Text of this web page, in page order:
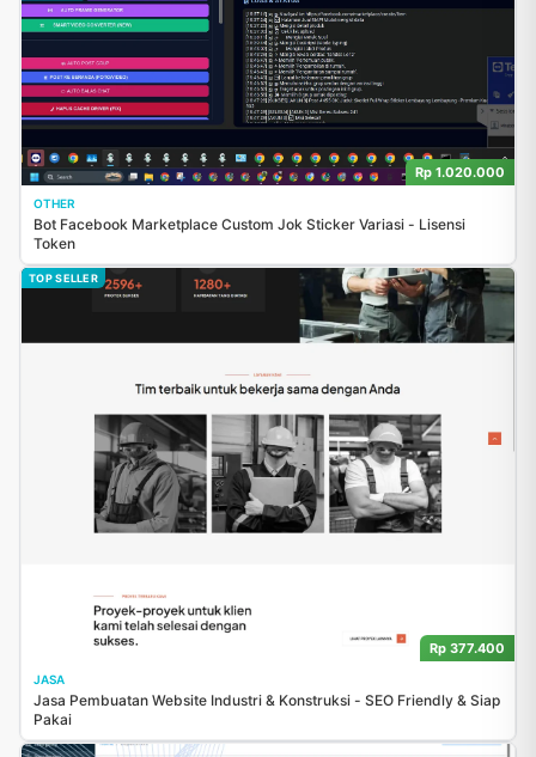
Rp 1.020.000
OTHER
Bot Facebook Marketplace Custom Jok Sticker Variasi - Lisensi
Token
TOP SELLER
Rp 377.400
JASA
Jasa Pembuatan Website Industri & Konstruksi - SEO Friendly & Siap
Pakai